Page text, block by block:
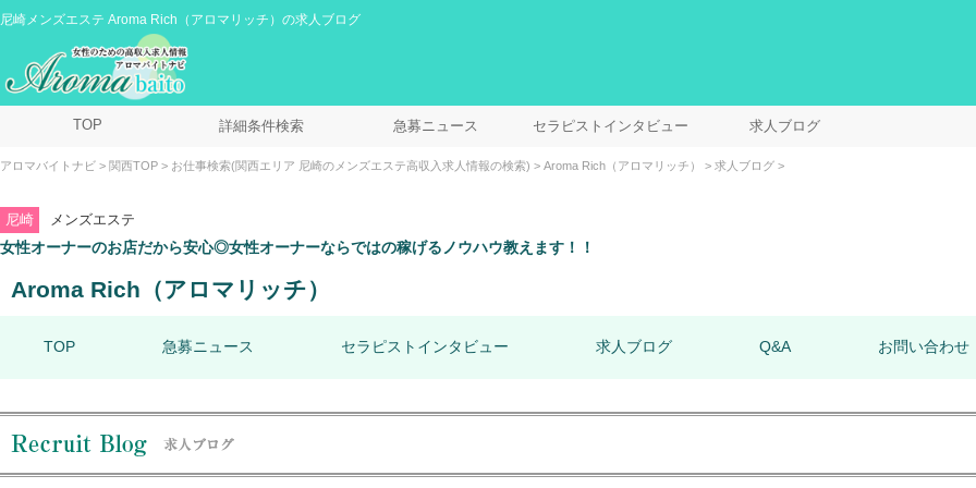
尼崎メンズエステ Aroma Rich（アロマリッチ）の求人ブログ
TOP 詳細条件検索 急募ニュース セラピストインタビュー 求人ブログ
アロマバイトナビ 関西TOP お仕事検索(関西エリア 尼崎のメンズエステ高収入求人情報の検索) Aroma Rich（アロマリッチ） 求人ブログ
尼崎 メンズエステ
女性オーナーのお店だから安心◎女性オーナーならではの稼げるノウハウ教えます！！
Aroma Rich（アロマリッチ）
TOP 急募ニュース セラピストインタビュー 求人ブログ Q&A お問い合わせ